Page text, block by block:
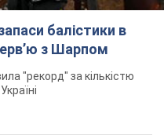
балістики в
з Шарпом
"рекорд" за кількістю